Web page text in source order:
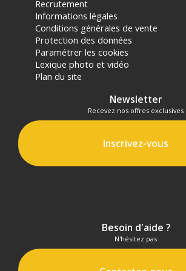
(3) Nombre de points Fidélité estimés, hors
sur le prix TTC en €, les points seront
panier.
Recrutement
Informations légales
Conditions générales de vente
Protection des données
Paramétrer les cookies
Lexique photo et vidéo
Plan du site
Newsletter
Recevez nos offres exclusives
Inscrivez-vous
Besoin d'aide ?
N'hésitez pas